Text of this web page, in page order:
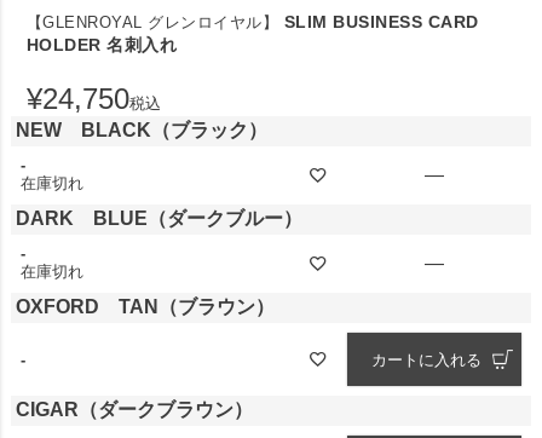
【GLENROYAL グレンロイヤル】
SLIM BUSINESS CARD
HOLDER 名刺入れ
¥24,750税込
NEW BLACK（ブラック）
-
在庫切れ
—
DARK BLUE（ダークブルー）
-
在庫切れ
—
OXFORD TAN（ブラウン）
- カートに入れる
CIGAR（ダークブラウン）